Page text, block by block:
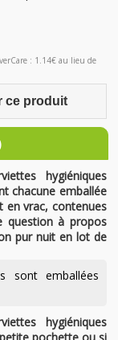
: 1.14€ au lieu de
ce produit
hygiéniques
chacune emballée
en vrac, contenues
question à propos
pur nuit en lot de
sont emballées
hygiéniques